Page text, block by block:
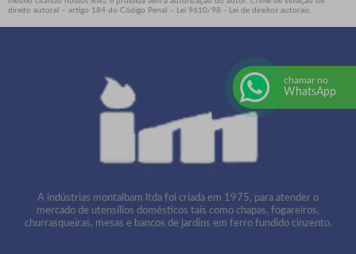
direito autoral – artigo 184 do Código Penal – Lei 9610/98 - Lei de direitos autorais.
A indústrias montalbam ltda foi criada em 1975, para atender o
mercado de utensílios domésticos tais como chapas, fogareiros,
churrasqueiras, mesas e bancos de jardins em ferro fundido cinzento.
chamar no
WhatsApp